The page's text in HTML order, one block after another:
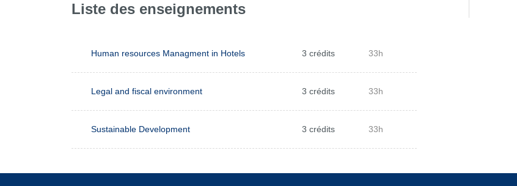
Liste des enseignements
Human resources Managment in Hotels 3 crédits 33h
Legal and fiscal environment 3 crédits 33h
Sustainable Development 3 crédits 33h